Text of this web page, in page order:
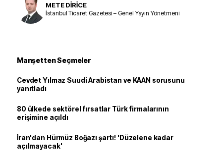
METE DİRİCE
İstanbul Ticaret Gazetesi – Genel Yayın Yönetmeni
Manşetten Seçmeler
Cevdet Yılmaz Suudi Arabistan ve KAAN sorusunu
yanıtladı
80 ülkede sektörel fırsatlar Türk firmalarının
erişimine açıldı
İran'dan Hürmüz Boğazı şartı! 'Düzelene kadar
açılmayacak'